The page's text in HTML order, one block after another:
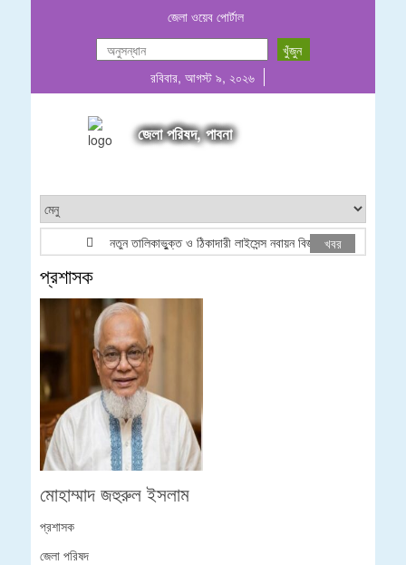
জেলা ওয়েব পোর্টাল
রবিবার, আগস্ট ৯, ২০২৬
জেলা পরিষদ, পাবনা
নতুন তালিকাভুুক্ত ও ঠিকাদারী লাইসেন্স নবায়ন বিজ্ঞপ্তি ২০২৬
খবর
প্রশাসক
মোহাম্মাদ জহুরুল ইসলাম
প্রশাসক
জেলা পরিষদ